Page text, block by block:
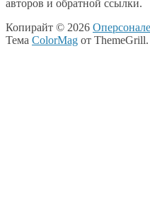
авторов и обратной ссылки.
Копирайт © 2026 Оперсонале
Тема ColorMag от